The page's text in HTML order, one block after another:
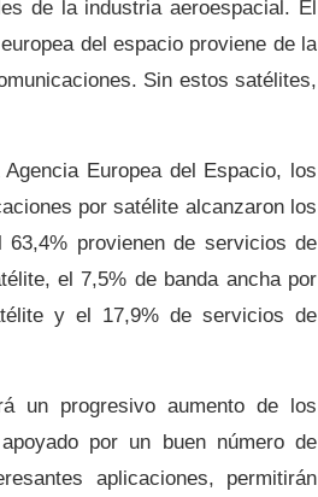
de la industria aeroespacial. El
del espacio proviene de la
Sin estos satélites,
Europea del Espacio, los
por satélite alcanzaron los
provienen de servicios de
el 7,5% de banda ancha por
y el 17,9% de servicios de
un progresivo aumento de los
por un buen número de
aplicaciones, permitirán